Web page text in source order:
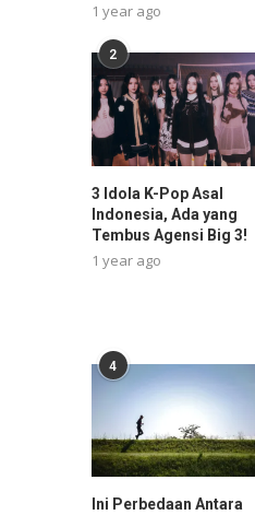
1 year ago
2
3 Idola K-Pop Asal
Indonesia, Ada yang
Tembus Agensi Big 3!
1 year ago
4
Ini Perbedaan Antara